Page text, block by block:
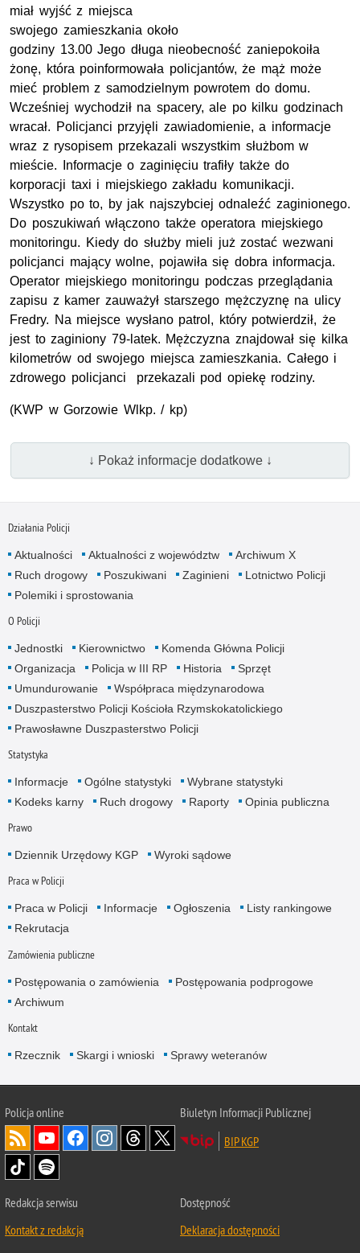
miał wyjść z miejsca
swojego zamieszkania około
godziny 13.00 Jego długa nieobecność zaniepokoiła
żonę, która poinformowała policjantów, że mąż może
mieć problem z samodzielnym powrotem do domu.
Wcześniej wychodził na spacery, ale po kilku godzinach
wracał. Policjanci przyjęli zawiadomienie, a informacje
wraz z rysopisem przekazali wszystkim służbom w
mieście. Informacje o zaginięciu trafiły także do
korporacji taxi i miejskiego zakładu komunikacji.
Wszystko po to, by jak najszybciej odnaleźć zaginionego.
Do poszukiwań włączono także operatora miejskiego
monitoringu. Kiedy do służby mieli już zostać wezwani
policjanci mający wolne, pojawiła się dobra informacja.
Operator miejskiego monitoringu podczas przeglądania
zapisu z kamer zauważył starszego mężczyznę na ulicy
Fredry. Na miejsce wysłano patrol, który potwierdził, że
jest to zaginiony 79-latek. Mężczyzna znajdował się kilka
kilometrów od swojego miejsca zamieszkania. Całego i
zdrowego policjanci przekazali pod opiekę rodziny.
(KWP w Gorzowie Wlkp. / kp)
↓ Pokaż informacje dodatkowe ↓
Działania Policji
Aktualności Aktualności z województw
Archiwum X
Ruch drogowy
Poszukiwani Zaginieni
Lotnictwo Policji
Polemiki i sprostowania
O Policji
Jednostki Kierownictwo
Komenda Główna Policji
Organizacja
Policja w III RP Historia
Sprzęt
Umundurowanie
Współpraca międzynarodowa
Duszpasterstwo Policji Kościoła Rzymskokatolickiego
Prawosławne Duszpasterstwo Policji
Statystyka
Informacje Ogólne statystyki
Wybrane statystyki
Kodeks karny
Ruch drogowy Raporty Opinia publiczna
Prawo
Dziennik Urzędowy KGP Wyroki sądowe
Praca w Policji
Praca w Policji Informacje Ogłoszenia
Listy rankingowe
Rekrutacja
Zamówienia publiczne
Postępowania o zamówienia
Postępowania podprogowe
Archiwum
Kontakt
Rzecznik Skargi i wnioski Sprawy weteranów
Policjaonline
Biuletyn Informacji Publicznej
BIP KGP
Redakcja serwisu
Kontakt z redakcją
Dostępność
Deklaracja dostępności